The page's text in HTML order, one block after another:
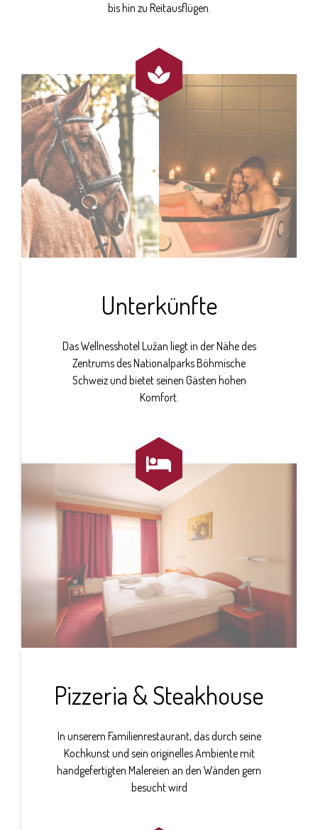
bis hin zu Reitausflügen.

Unterkünfte
Das Wellnesshotel Lužan liegt in der Nähe des
Zentrums des Nationalparks Böhmische
Schweiz und bietet seinen Gästen hohen
Komfort.

Pizzeria & Steakhouse
In unserem Familienrestaurant, das durch seine
Kochkunst und sein originelles Ambiente mit
handgefertigten Malereien an den Wänden gern
besucht wird